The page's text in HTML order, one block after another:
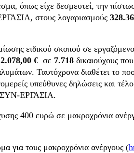
όπως είχε δεσμευτεί, την
στους λογαριασμούς
ειδικού σκοπού σε
€ σε 7.718 δικαιούχους
Ταυτόχρονα διαθέτει το
υπεύθυνες δηλώσεις και
ΣΥΝ-ΕΡΓΑΣΙΑ.
400 ευρώ σε μακροχρόνια
για τους μακροχρόνια ανέργους (